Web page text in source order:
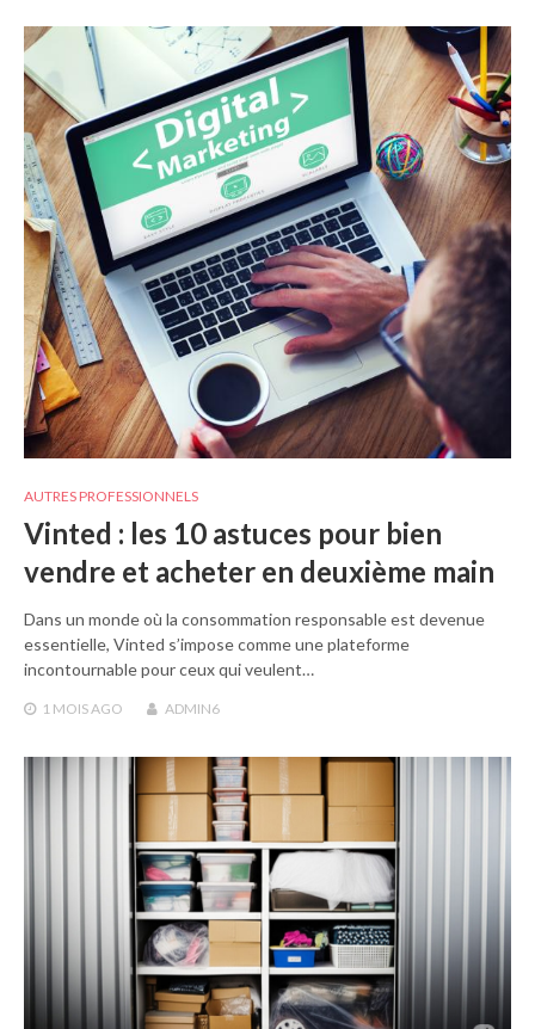
AUTRES PROFESSIONNELS
Vinted : les 10 astuces pour bien
vendre et acheter en deuxième main
Dans un monde où la consommation responsable est devenue
essentielle, Vinted s’impose comme une plateforme
incontournable pour ceux qui veulent…
1 MOIS AGO ADMIN6